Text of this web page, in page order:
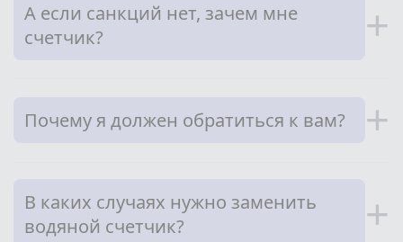
А если санкций нет, зачем мне
счетчик?
+
Почему я должен обратиться к вам? +
В каких случаях нужно заменить
водяной счетчик?
+